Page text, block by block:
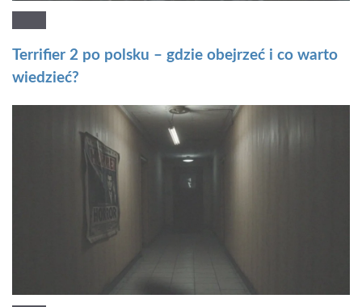
Terrifier 2 po polsku – gdzie obejrzeć i co warto
wiedzieć?